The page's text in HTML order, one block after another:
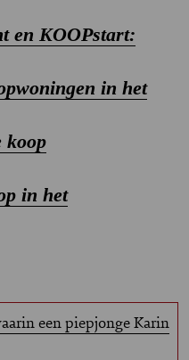
en KOOPstart:
in het
koop
in het
een piepjonge Karin